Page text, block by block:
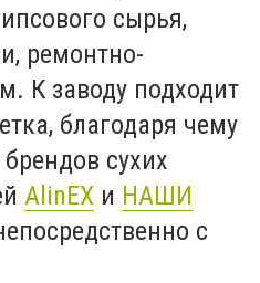
сырья,
ремонтно-
К заводу подходит
благодаря чему
сухих
AlinEX и НАШИ
с